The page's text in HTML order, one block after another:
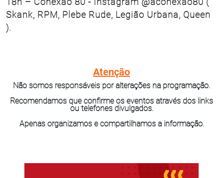
18h – Conexão 80 - Instagram @aconexao80 (
Skank, RPM, Plebe Rude, Legião Urbana, Queen
).
Atenção
Não somos responsáveis por alterações na programação.
Recomendamos que confirme os eventos através dos links
ou telefones divulgados.
Apenas organizamos e compartilhamos a informação.